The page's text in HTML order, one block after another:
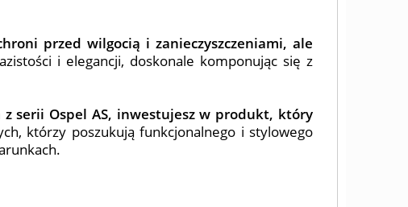
przed wilgocią i zanieczyszczeniami, ale
i elegancji, doskonale komponując się z
serii Ospel AS, inwestujesz w produkt, który
którzy poszukują funkcjonalnego i stylowego